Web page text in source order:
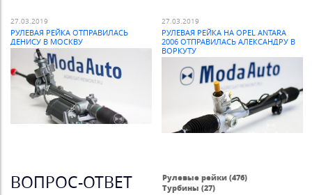
27.03.2019
РУЛЕВАЯ РЕЙКА ОТПРАВИЛАСЬ
ДЕНИСУ В МОСКВУ
27.03.2019
РУЛЕВАЯ РЕЙКА НА OPEL ANTARA
2006 ОТПРАВИЛАСЬ АЛЕКСАНДРУ В
ВОРКУТУ
ВОПРОС-ОТВЕТ
Рулевые рейки (476)
Турбины (27)